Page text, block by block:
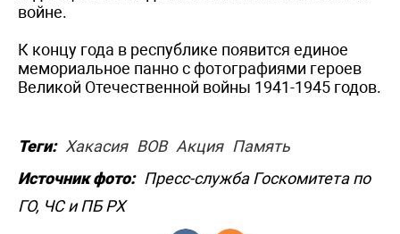
войне.
К концу года в республике появится единое
мемориальное панно с фотографиями героев
Великой Отечественной войны 1941-1945 годов.
Теги: Хакасия ВОВ Акция Память
Источник фото: Пресс-служба Госкомитета по
ГО, ЧС и ПБ РХ